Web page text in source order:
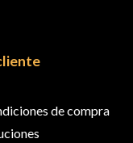
de compra